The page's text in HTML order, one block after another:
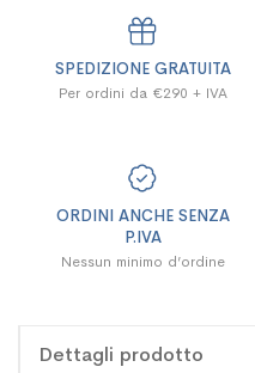
SPEDIZIONE GRATUITA
Per ordini da €290 + IVA
ORDINI ANCHE SENZA
P.IVA
Nessun minimo d’ordine
Dettagli prodotto